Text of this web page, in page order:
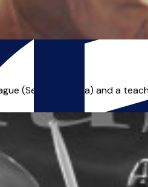
(Segbroek area) and a